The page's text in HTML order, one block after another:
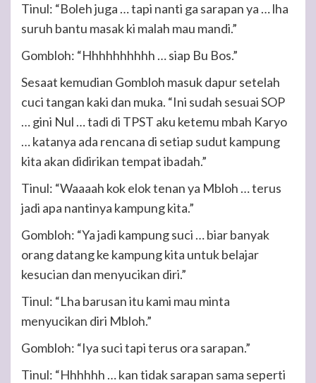
Tinul: “Boleh juga … tapi nanti ga sarapan ya … lha
suruh bantu masak ki malah mau mandi.”
Gombloh: “Hhhhhhhhhh … siap Bu Bos.”
Sesaat kemudian Gombloh masuk dapur setelah
cuci tangan kaki dan muka. “Ini sudah sesuai SOP
… gini Nul … tadi di TPST aku ketemu mbah Karyo
… katanya ada rencana di setiap sudut kampung
kita akan didirikan tempat ibadah.”
Tinul: “Waaaah kok elok tenan ya Mbloh … terus
jadi apa nantinya kampung kita.”
Gombloh: “Ya jadi kampung suci … biar banyak
orang datang ke kampung kita untuk belajar
kesucian dan menyucikan diri.”
Tinul: “Lha barusan itu kami mau minta
menyucikan diri Mbloh.”
Gombloh: “Iya suci tapi terus ora sarapan.”
Tinul: “Hhhhhh … kan tidak sarapan sama seperti